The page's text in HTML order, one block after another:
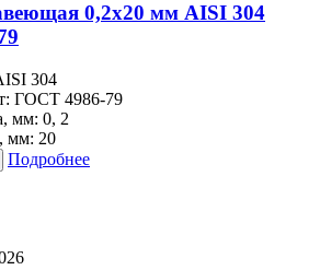
0,2х20 мм AISI 304
304
ГОСТ 4986-79
мм: 0, 2
мм: 20
Подробнее